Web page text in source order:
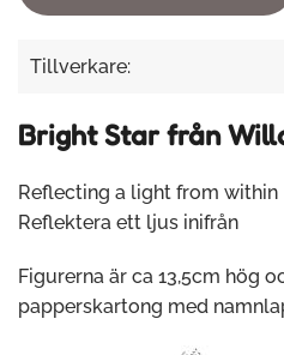
Tillverkare:
Bright Star från
Reflecting a light from within
Reflektera ett ljus inifrån
Figurerna är ca 13,5cm hög
papperskartong med